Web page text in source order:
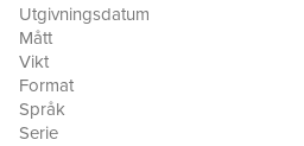
Utgivningsdatum
Mått
Vikt
Format
Språk
Serie